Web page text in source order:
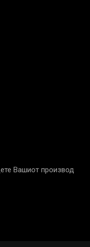
Вашиот производ